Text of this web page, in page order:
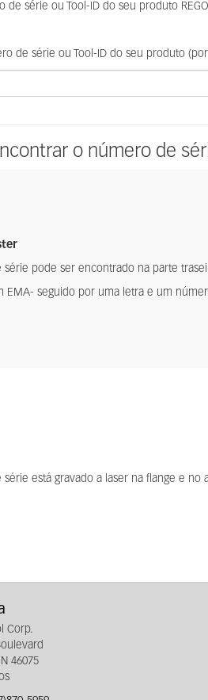
de série ou Tool-ID do seu produto
de série ou Tool-ID do seu produto
o número de
série pode ser encontrado na parte
EMA- seguido por uma letra e um
está gravado a laser na flange e
Corp.
46075